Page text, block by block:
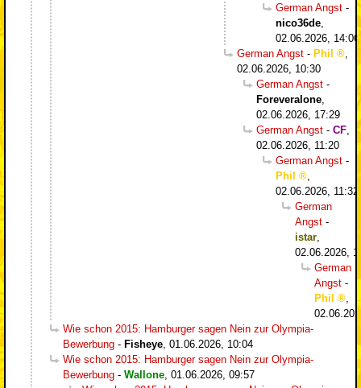
German Angst -
nico36de
02.06.2026, 14:06
German Angst - Phil
02.06.2026, 10:30
German Angst -
Foreveralone
02.06.2026, 17:29
German Angst - CF
02.06.2026, 11:20
German Angst -
Phil
02.06.2026, 11:32
German
Angst -
istar
02.06.2026,
German
Angst -
Phil
Wie schon 2015: Hamburger sagen Nein zur Olympia-
Bewerbung - Fisheye 01.06.2026, 10:04
Wie schon 2015: Hamburger sagen Nein zur Olympia-
Bewerbung - Wallone 01.06.2026, 09:57